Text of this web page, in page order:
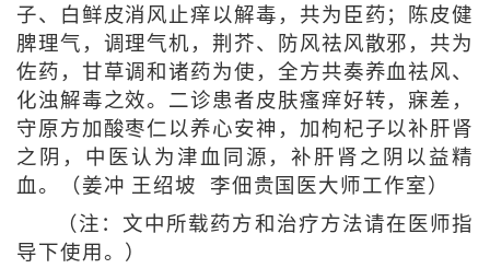
子、白鲜皮消风止痒以解毒，共为臣药；陈皮健
脾理气，调理气机，荆芥、防风祛风散邪，共为
佐药，甘草调和诸药为使，全方共奏养血祛风、
化浊解毒之效。二诊患者皮肤瘙痒好转，寐差，
守原方加酸枣仁以养心安神，加枸杞子以补肝肾
之阴，中医认为津血同源，补肝肾之阴以益精
血。（姜冲 王绍坡 李佃贵国医大师工作室）
（注：文中所载药方和治疗方法请在医师指
导下使用。）